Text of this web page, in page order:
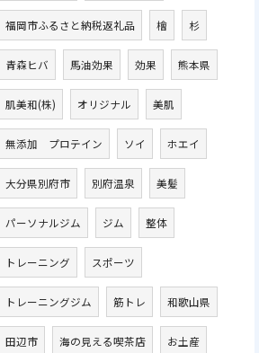
福岡市ふるさと納税返礼品 檜 杉
青森ヒバ 馬油効果 効果 熊本県
肌美和(株) オリジナル 美肌
無添加 プロテイン ソイ ホエイ
大分県別府市 別府温泉 美髪
パーソナルジム ジム 整体
トレーニング スポーツ
トレーニングジム 筋トレ 和歌山県
田辺市 海の見える喫茶店 お土産